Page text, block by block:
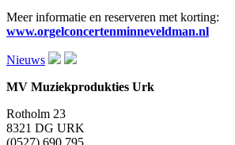
Meer informatie en reserveren met korting:
www.orgelconcertenminneveldman.nl
Nieuws
MV Muziekprodukties Urk
Rotholm 23
8321 DG URK
(0527) 690 795